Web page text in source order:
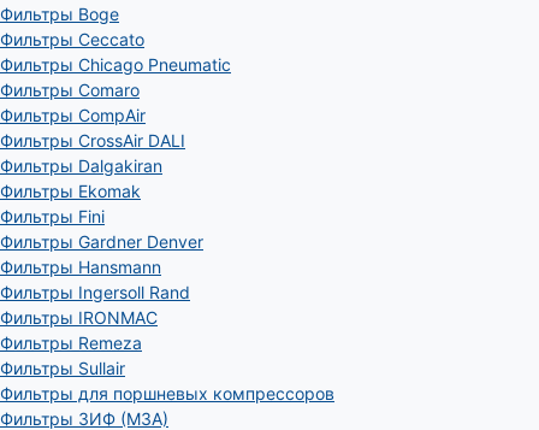
Фильтры Boge
Фильтры Ceccato
Фильтры Chicago Pneumatic
Фильтры Comaro
Фильтры CompAir
Фильтры CrossAir DALI
Фильтры Dalgakiran
Фильтры Ekomak
Фильтры Fini
Фильтры Gardner Denver
Фильтры Hansmann
Фильтры Ingersoll Rand
Фильтры IRONMAC
Фильтры Remeza
Фильтры Sullair
Фильтры для поршневых компрессоров
Фильтры ЗИФ (МЗА)